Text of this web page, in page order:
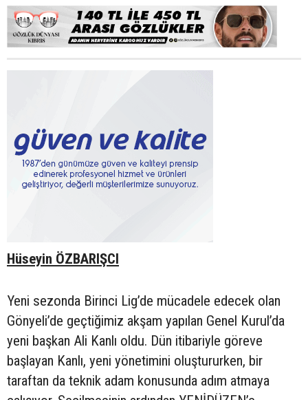
Hüseyin ÖZBARIŞCI
Yeni sezonda Birinci Lig’de mücadele edecek olan
Gönyeli’de geçtiğimiz akşam yapılan Genel Kurul’da
yeni başkan Ali Kanlı oldu. Dün itibariyle göreve
başlayan Kanlı, yeni yönetimini oluştururken, bir
taraftan da teknik adam konusunda adım atmaya